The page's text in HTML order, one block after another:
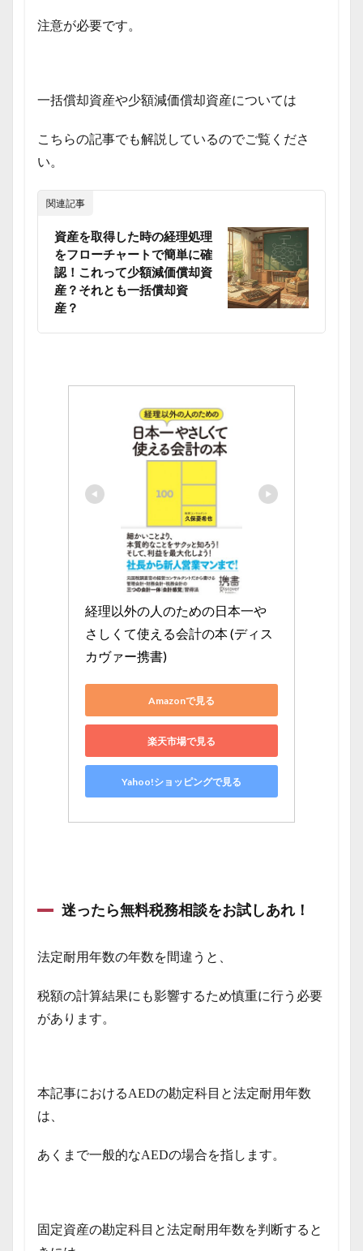
注意が必要です。
一括償却資産や少額減価償却資産については
こちらの記事でも解説しているのでご覧くださ
い。
関連記事
資産を取得した時の経理処理
をフローチャートで簡単に確
認！これって少額減価償却資
産？それとも一括償却資
産？
経理以外の人のための日本一や
さしくて使える会計の本 (ディス
カヴァー携書)
Amazonで見る
楽天市場で見る
Yahoo!ショッピングで見る
迷ったら無料税務相談をお試しあれ！
法定耐用年数の年数を間違うと、
税額の計算結果にも影響するため慎重に行う必要
があります。
本記事におけるAEDの勘定科目と法定耐用年数
は、
あくまで一般的なAEDの場合を指します。
固定資産の勘定科目と法定耐用年数を判断すると